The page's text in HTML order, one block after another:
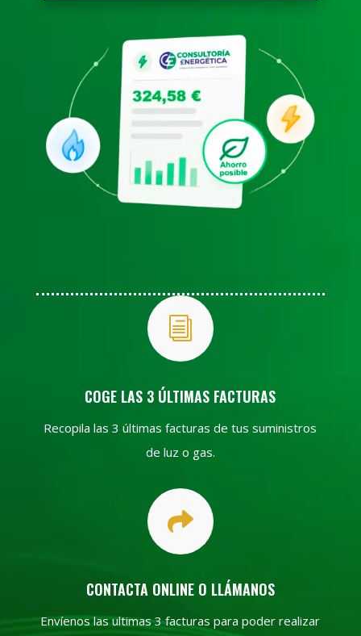
i
COGE LAS 3 ÚLTIMAS FACTURAS
Recopila las 3 últimas facturas de tus suministros
de luz o gas.

CONTACTA ONLINE O LLÁMANOS
Envíenos las ultimas 3 facturas para poder realizar